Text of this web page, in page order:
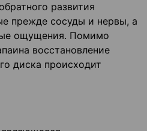
развития
прежде сосуды и нервы, а
ощущения. Помимо
восстановление
диска происходит